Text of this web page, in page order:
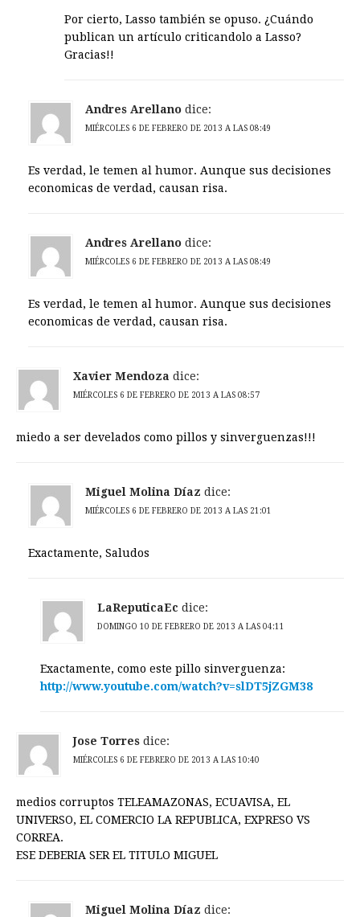
Por cierto, Lasso también se opuso. ¿Cuándo
publican un artículo criticandolo a Lasso?
Gracias!!
Andres Arellano dice:
MIÉRCOLES 6 DE FEBRERO DE 2013 A LAS 08:49
Es verdad, le temen al humor. Aunque sus decisiones
economicas de verdad, causan risa.
Andres Arellano dice:
MIÉRCOLES 6 DE FEBRERO DE 2013 A LAS 08:49
Es verdad, le temen al humor. Aunque sus decisiones
economicas de verdad, causan risa.
Xavier Mendoza dice:
MIÉRCOLES 6 DE FEBRERO DE 2013 A LAS 08:57
miedo a ser develados como pillos y sinverguenzas!!!
Miguel Molina Díaz dice:
MIÉRCOLES 6 DE FEBRERO DE 2013 A LAS 21:01
Exactamente, Saludos
LaReputicaEc dice:
DOMINGO 10 DE FEBRERO DE 2013 A LAS 04:11
Exactamente, como este pillo sinverguenza:
http://www.youtube.com/watch?v=slDT5jZGM38
Jose Torres dice:
MIÉRCOLES 6 DE FEBRERO DE 2013 A LAS 10:40
medios corruptos TELEAMAZONAS, ECUAVISA, EL
UNIVERSO, EL COMERCIO LA REPUBLICA, EXPRESO VS
CORREA.
ESE DEBERIA SER EL TITULO MIGUEL
Miguel Molina Díaz dice: